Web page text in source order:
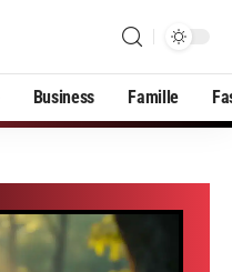
Business Famille